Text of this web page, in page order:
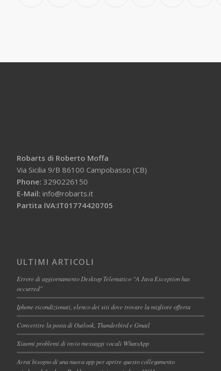
Robarts di Roberto Moffa
Via Sicilia 9/B 86100 Campobasso (CB)
Phone: 3290226150
E-Mail: info@robarts.it
Partita IVA:IT01774420705
ULTIMI ARTICOLI
Errore di aggiornamento Desktop Telematico “A Java Exception has
occurred”
Iphone ricondizionati, elenco dei siti dove trovare la migliore offerta
Convertire la posta di Outlook, Thunderbird e Gmail
Xiaomi problemi di invio messaggi vocali WhatsApp
Avrai bisogno di una nuova app per aprire questo collegamento